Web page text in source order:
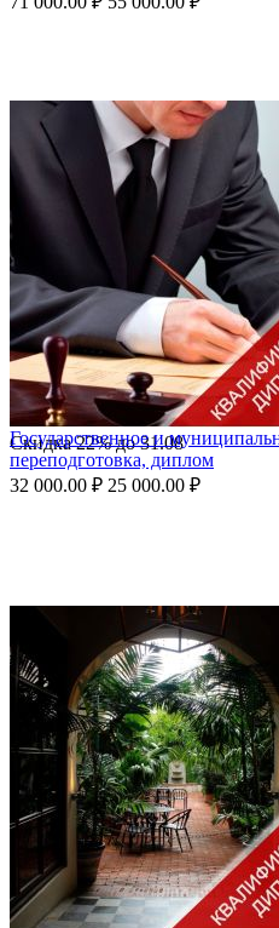
Скидка22%до31.08
Государственное и
переподготовка, диплом
32 000.00 ₽ 25 000.00 ₽